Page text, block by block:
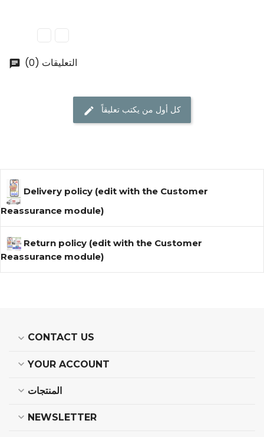
التعليقات (0)
كل أول من يكتب تعليقاً
Delivery policy (edit with the Customer
Reassurance module)
Return policy (edit with the Customer
Reassurance module)
CONTACT US
expand_more
YOUR ACCOUNT
expand_more
المنتجات expand_more
NEWSLETTER
expand_more